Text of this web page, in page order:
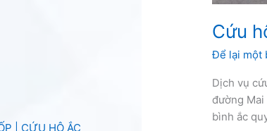
| CỨU HỘ ẮC
Cứu
Để lại một
Dịch vụ
đường
bình ắc